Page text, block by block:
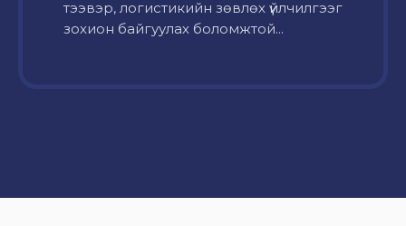
тээвэр, логистикийн зөвлөх үйлчилгээг
зохион байгуулах боломжтой...